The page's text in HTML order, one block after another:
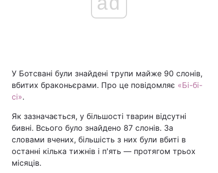
У Ботсвані були знайдені трупи майже 90 слонів,
вбитих браконьєрами. Про це повідомляє «Бі-бі-
сі».
Як зазначається, у більшості тварин відсутні
бивні. Всього було знайдено 87 слонів. За
словами вчених, більшість з них були вбиті в
останні кілька тижнів і п'ять — протягом трьох
місяців.